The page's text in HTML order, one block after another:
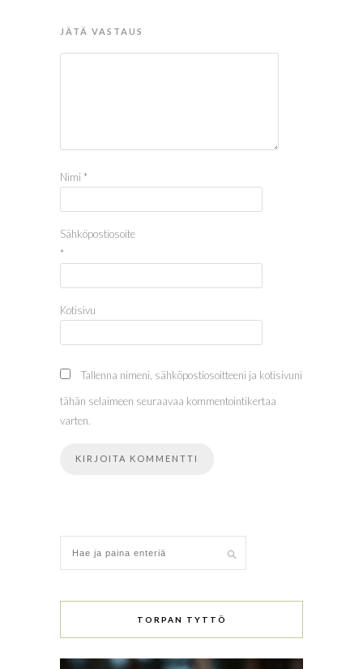
JÄTÄ VASTAUS
Nimi *
Sähköpostiosoite
*
Kotisivu
Tallenna nimeni, sähköpostiosoitteeni ja kotisivuni
tähän selaimeen seuraavaa kommentointikertaa
varten.
TORPAN TYTTÖ